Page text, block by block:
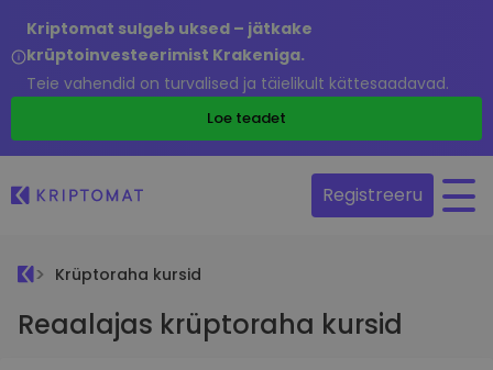
Kriptomat sulgeb uksed – jätkake
krüptoinvesteerimist Krakeniga.
Teie vahendid on turvalised ja täielikult kättesaadavad.
Loe teadet
Registreeru
Krüptoraha kursid
Reaalajas krüptoraha kursid